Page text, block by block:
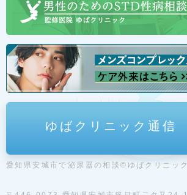
ゆばクリニック通信
愛知県安城市で泌尿器の相談©ゆばクリニック